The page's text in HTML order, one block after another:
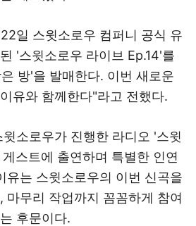
일 스윗소로우 컴퍼니 공식 유
'스윗소로우 라이브 Ep.14'를
방'을 발매한다. 이번 새로운
유와 함께한다"라고 전했다.
소로우가 진행한 라디오 '스윗
스트에 출연하며 특별한 인연
유는 스윗소로우의 이번 신곡을
마무리 작업까지 꼼꼼하게 참여
후문이다.